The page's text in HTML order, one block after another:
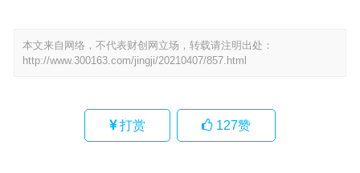
本文来自网络，不代表财创网立场，转载请注明出处：
http://www.300163.com/jingji/20210407/857.html
打赏 127赞